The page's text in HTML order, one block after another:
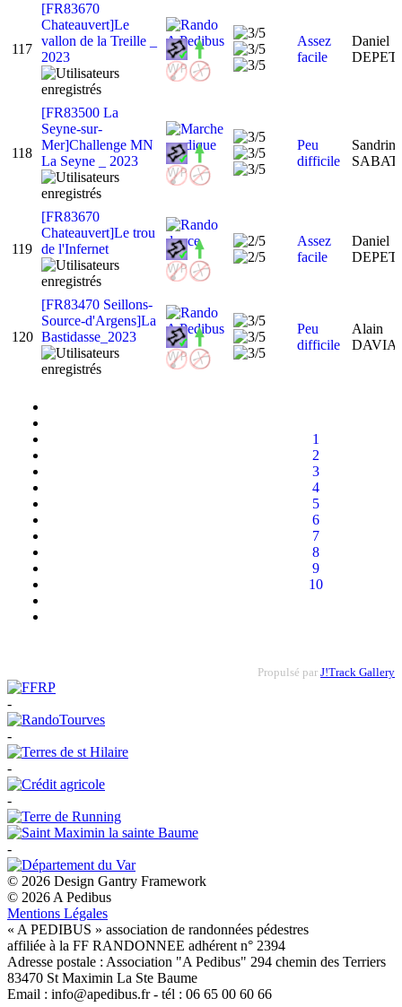
1
2
3
4
5
6
7
8
9
10
117
[FR83670
Chateauvert]Le
vallon de la Treille _
2023
Assez
facile
Daniel
118
[FR83500 La
Seyne-sur-
Mer]Challenge MN
La Seyne _ 2023
Peu
difficile
Sandrine
119
[FR83670
Chateauvert]Le trou
de l'Infernet
Assez
facile
Daniel
120
[FR83470 Seillons-
Source-d'Argens]La
Bastidasse_2023
Peu
difficile
Alain
Propulsé par J!Track Gallery
-
-
-
-
-
© 2026 Design Gantry Framework
© 2026 A Pedibus
Mentions Légales
« A PEDIBUS » association de randonnées pédestres
affiliée à la FF RANDONNEE adhérent n° 2394
Adresse postale : Association "A Pedibus" 294 chemin des Terriers
83470 St Maximin La Ste Baume
Email : info@apedibus.fr - tél : 06 65 00 60 66